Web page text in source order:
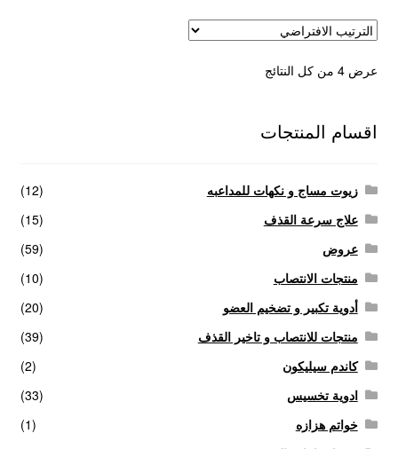
عرض ⁦4⁩ من كل النتائج
اقسام المنتجات
زيوت مساج و نكهات للمداعبه
(12)
علاج سرعة القذف
(15)
عروض
(59)
منتجات الانتصاب
(10)
أدوية تكبير و تضخيم العضو
(20)
منتجات للانتصاب و تاخير القذف
(39)
كاندم سيليكون
(2)
ادوية تخسيس
(33)
خواتم هزازه
(1)